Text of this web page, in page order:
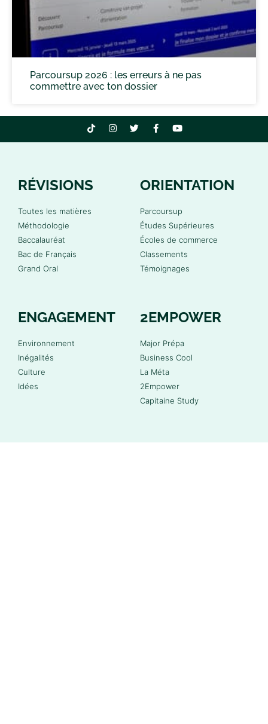
Parcoursup 2026 : les erreurs à ne pas
commettre avec ton dossier
RÉVISIONS
Toutes les matières
Méthodologie
Baccalauréat
Bac de Français
Grand Oral
ORIENTATION
Parcoursup
Études Supérieures
Écoles de commerce
Classements
Témoignages
ENGAGEMENT
Environnement
Inégalités
Culture
Idées
2EMPOWER
Major Prépa
Business Cool
La Méta
2Empower
Capitaine Study